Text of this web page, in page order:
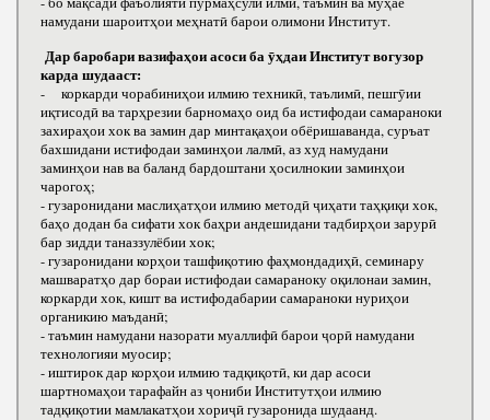
намудани шароитҳои меҳнатӣ барои олимони Институт.
Дар баробари вазифаҳои асоси ба ӯҳдаи Институт вогузор
карда шудааст:
- коркарди чорабиниҳои илмию техникӣ, таълимӣ, пешгӯии
иқтисодӣ ва тарҳрезии барномаҳо оид ба истифодаи самараноки
захираҳои хок ва замин дар минтақаҳои обёришаванда, суръат
бахшидани истифодаи заминҳои лалмӣ, аз худ намудани
заминҳои нав ва баланд бардоштани ҳосилнокии заминҳои
чарогоҳ;
- гузаронидани маслиҳатҳои илмию методӣ ҷиҳати таҳқиқи хок,
баҳо додан ба сифати хок баҳри андешидани тадбирҳои зарурӣ
бар зидди таназзулёбии хок;
- гузаронидани корҳои ташфиқотию фаҳмондадиҳӣ, семинару
машваратҳо дар бораи истифодаи самараноку оқилонаи замин,
коркарди хок, кишт ва истифодабарии самараноки нуриҳои
органикию маъданӣ;
- таъмин намудани назорати муаллифӣ барои ҷорӣ намудани
технологияи муосир;
- иштирок дар корҳои илмию тадқиқотӣ, ки дар асоси
шартномаҳои тарафайн аз ҷониби Институтҳои илмию
тадқиқотии мамлакатҳои хориҷӣ гузаронида шудаанд.